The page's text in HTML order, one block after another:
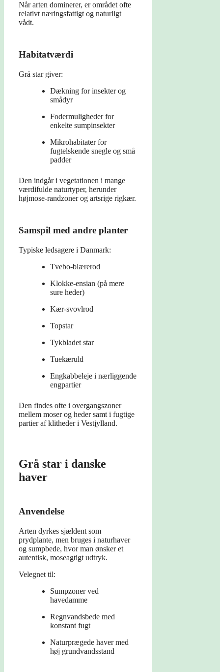
Når arten dominerer, er området ofte
relativt næringsfattigt og naturligt
vådt.
Habitatværdi
Grå star giver:
Dækning for insekter og
smådyr
Fodermuligheder for
enkelte sumpinsekter
Mikrohabitater for
fugtelskende snegle og små
padder
Den indgår i vegetationen i mange
værdifulde naturtyper, herunder
højmose-randzoner og artsrige rigkær.
Samspil med andre planter
Typiske ledsagere i Danmark:
Tvebo-blærerod
Klokke-ensian (på mere
sure heder)
Kær-svovlrod
Topstar
Tykbladet star
Tuekæruld
Engkabbeleje i nærliggende
engpartier
Den findes ofte i overgangszoner
mellem moser og heder samt i fugtige
partier af klitheder i Vestjylland.
Grå star i danske
haver
Anvendelse
Arten dyrkes sjældent som
prydplante, men bruges i naturhaver
og sumpbede, hvor man ønsker et
autentisk, moseagtigt udtryk.
Velegnet til:
Sumpzoner ved
havedamme
Regnvandsbede med
konstant fugt
Naturprægede haver med
høj grundvandsstand